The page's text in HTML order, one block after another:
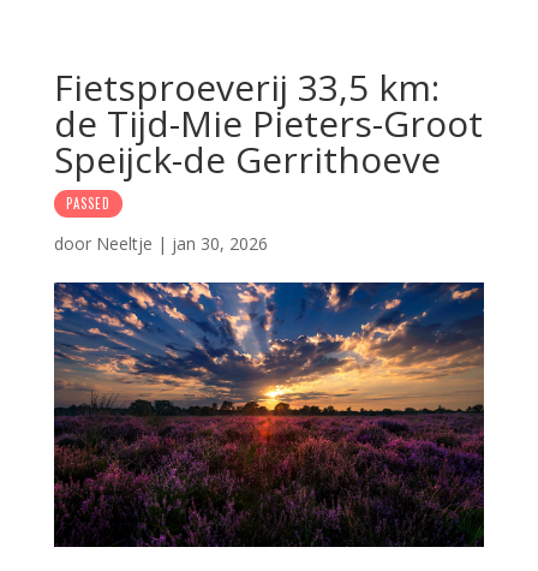
Fietsproeverij 33,5 km:
de Tijd-Mie Pieters-Groot
Speijck-de Gerrithoeve
PASSED
door Neeltje | jan 30, 2026